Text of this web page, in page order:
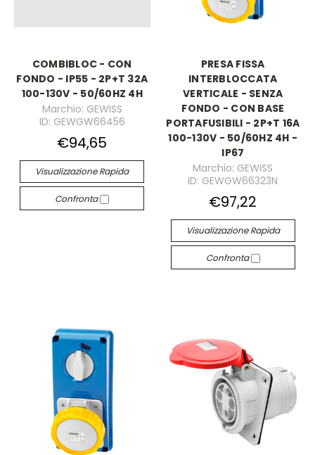
COMBIBLOC - CON
FONDO - IP55 - 2P+T 32A
100-130V - 50/60HZ 4H
Marchio: GEWISS
ID: GEWGW66456
€94,65
Visualizzazione Rapida
Confronta
PRESA FISSA
INTERBLOCCATA
VERTICALE - SENZA
FONDO - CON BASE
PORTAFUSIBILI - 2P+T 16A
100-130V - 50/60HZ 4H -
IP67
Marchio: GEWISS
ID: GEWGW66323N
€97,22
Visualizzazione Rapida
Confronta